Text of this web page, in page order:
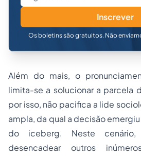
Inscrever
Os boletins são gratuitos. Não
Além do mais, o
limita-se a solucionar a parcela
por isso, não pacifica a lide
ampla, da qual a decisão
do iceberg. Neste
desencadear outros